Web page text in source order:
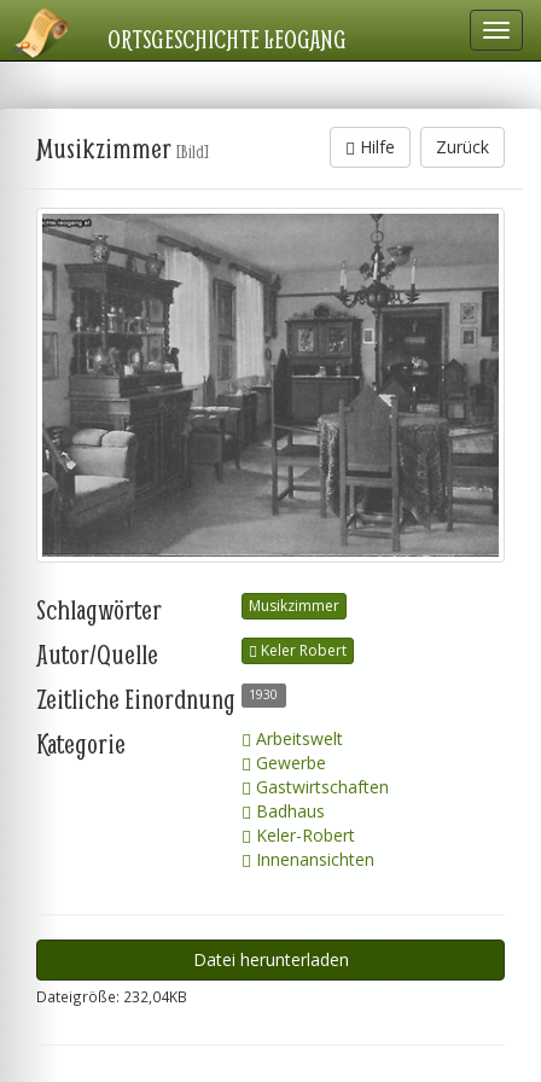
ORTSGESCHICHTE LEOGANG
Zurück
Hilfe
Musikzimmer [Bild]
Schlagwörter Musikzimmer
Autor/Quelle Keler Robert
Zeitliche Einordnung 1930
Kategorie
Arbeitswelt
Gewerbe
Gastwirtschaften
Badhaus
Keler-Robert
Innenansichten
Datei herunterladen
Dateigröße: 232,04KB